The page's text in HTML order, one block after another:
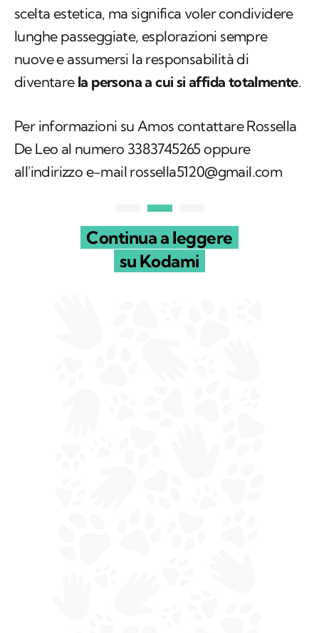
scelta estetica, ma significa voler condividere
lunghe passeggiate, esplorazioni sempre
nuove e assumersi la responsabilità di
diventare la persona a cui si affida totalmente.
Per informazioni su Amos contattare Rossella
De Leo al numero 3383745265 oppure
all'indirizzo e-mail rossella5120@gmail.com
Continua a leggere
su Kodami